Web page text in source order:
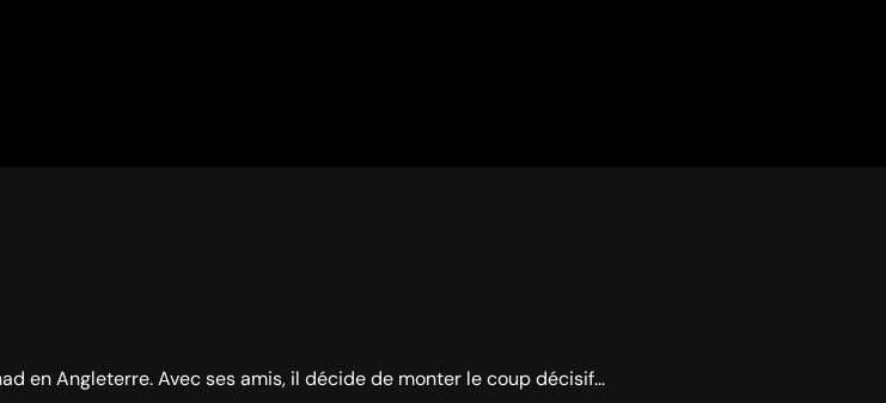
en Angleterre. Avec ses amis, il décide de monter le coup décisif...